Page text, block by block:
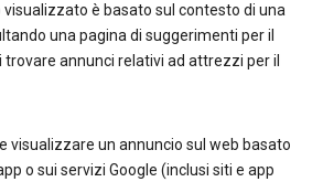
è basato sul contesto di una
una pagina di suggerimenti per il
annunci relativi ad attrezzi per il
visualizzare un annuncio sul web basato
o sui servizi Google (inclusi siti e app